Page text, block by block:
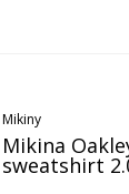
Mikiny
Mikina
sweatshirt